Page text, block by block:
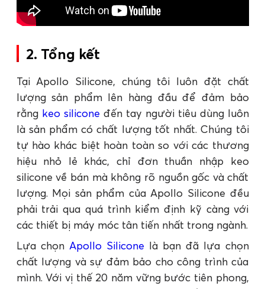
2. Tổng kết
Tại Apollo Silicone, chúng tôi luôn đặt chất
lượng sản phẩm lên hàng đầu để đảm bảo
rằng keo silicone đến tay người tiêu dùng luôn
là sản phẩm có chất lượng tốt nhất. Chúng tôi
tự hào khác biệt hoàn toàn so với các thương
hiệu nhỏ lẻ khác, chỉ đơn thuần nhập keo
silicone về bán mà không rõ nguồn gốc và chất
lượng. Mọi sản phẩm của Apollo Silicone đều
phải trải qua quá trình kiểm định kỹ càng với
các thiết bị máy móc tân tiến nhất trong ngành.
Lựa chọn Apollo Silicone là bạn đã lựa chọn
chất lượng và sự đảm bảo cho công trình của
mình. Với vị thế 20 năm vững bước tiên phong,